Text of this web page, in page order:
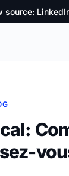
source: